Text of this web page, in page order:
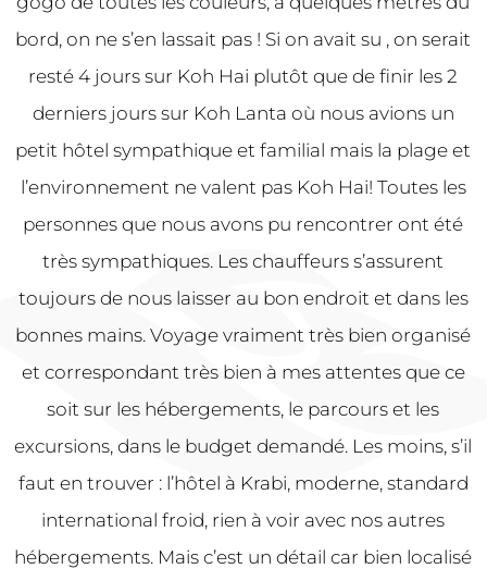
bord, on ne s’en lassait pas ! Si on avait su , on serait
resté 4 jours sur Koh Hai plutôt que de finir les 2
derniers jours sur Koh Lanta où nous avions un
petit hôtel sympathique et familial mais la plage et
l’environnement ne valent pas Koh Hai! Toutes les
personnes que nous avons pu rencontrer ont été
très sympathiques. Les chauffeurs s’assurent
toujours de nous laisser au bon endroit et dans les
bonnes mains. Voyage vraiment très bien organisé
et correspondant très bien à mes attentes que ce
soit sur les hébergements, le parcours et les
excursions, dans le budget demandé. Les moins, s’il
faut en trouver : l’hôtel à Krabi, moderne, standard
international froid, rien à voir avec nos autres
hébergements. Mais c’est un détail car bien localisé